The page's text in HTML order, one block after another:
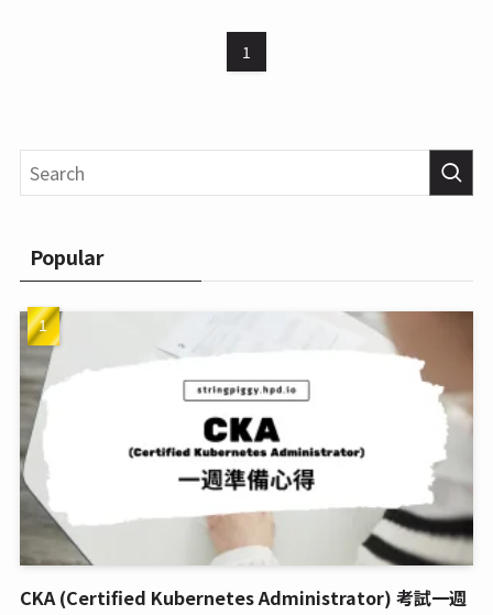
1
Popular
CKA (Certified Kubernetes Administrator) 考試一週